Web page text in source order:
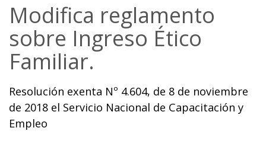
Modifica reglamento
sobre Ingreso Ético
Familiar.
Resolución exenta Nº 4.604, de 8 de noviembre
de 2018 el Servicio Nacional de Capacitación y
Empleo